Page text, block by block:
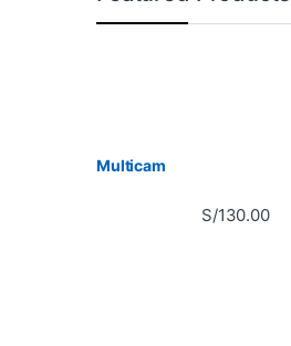
Multicam
S/130.00